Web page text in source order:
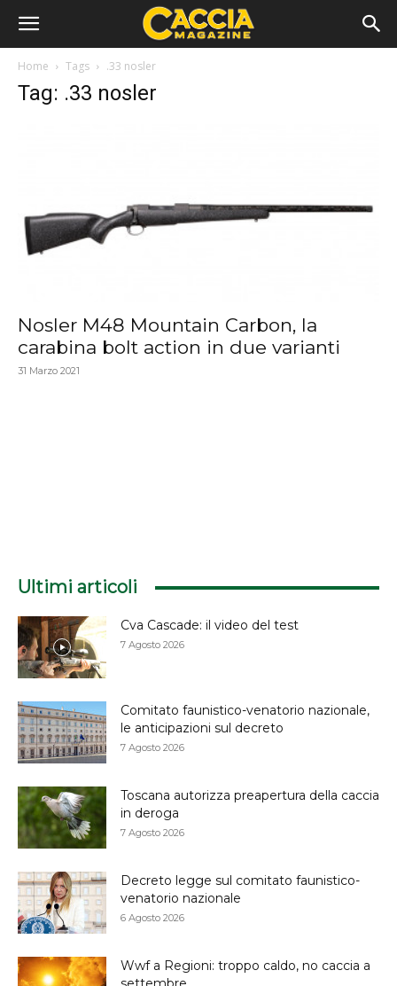
Home Tags .33 nosler
Tag: .33 nosler
Nosler M48 Mountain Carbon, la
carabina bolt action in due varianti
31 Marzo 2021
Ultimi articoli
Cva Cascade: il video del test
7 Agosto 2026
Comitato faunistico-venatorio nazionale,
le anticipazioni sul decreto
7 Agosto 2026
Toscana autorizza preapertura della caccia
in deroga
7 Agosto 2026
Decreto legge sul comitato faunistico-
venatorio nazionale
6 Agosto 2026
Wwf a Regioni: troppo caldo, no caccia a